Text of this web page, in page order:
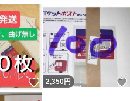
いいね！
2,350 円